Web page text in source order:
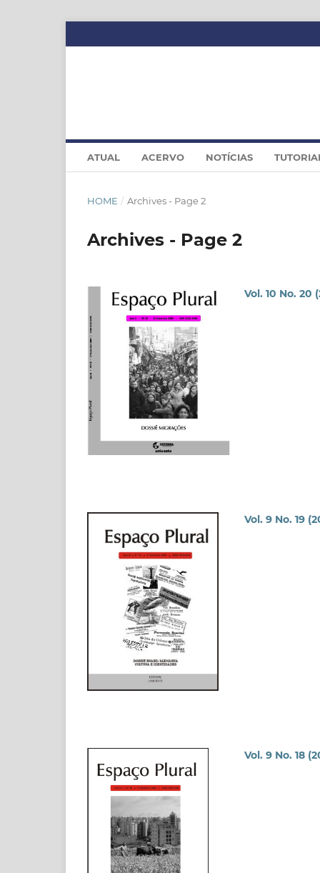
ATUAL ACERVO NOTÍCIAS
HOME / Archives - Page 2
Archives - Page 2
Vol. 10 No. 20
Vol. 9 No. 19
Vol. 9 No. 18